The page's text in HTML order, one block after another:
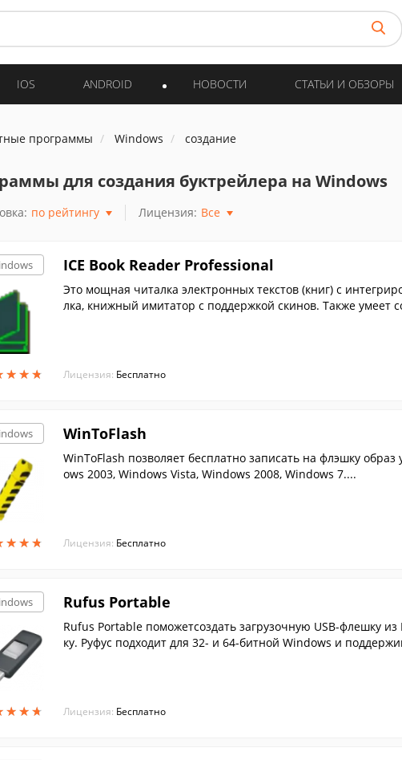
IOS ANDROID НОВОСТИ СТАТЬИ И ОБЗОРЫ
программы Windows создание
для создания буктрейлера на Windows
по рейтингу Лицензия: Все
★★★
★★★
ICE Book Reader Professional
Это мощная читалка электронных текстов (книг) с
лка, книжный имитатор с поддержкой скинов. Также умеет
Лицензия: Бесплатно
★★★
★★★
WinToFlash
WinToFlash позволяет бесплатно записать на флэшку образ
ows 2003, Windows Vista, Windows 2008, Windows 7....
Лицензия: Бесплатно
★★★
★★★
Rufus Portable
Rufus Portable поможетсоздать загрузочную USB-флешку
ку. Руфус подходит для 32- и 64-битной Windows и
Лицензия: Бесплатно